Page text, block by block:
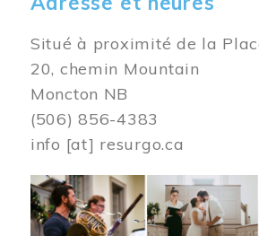
Situé à proximité de la
20, chemin Mountain
Moncton NB
(506) 856-4383
info [at] resurgo.ca
Image